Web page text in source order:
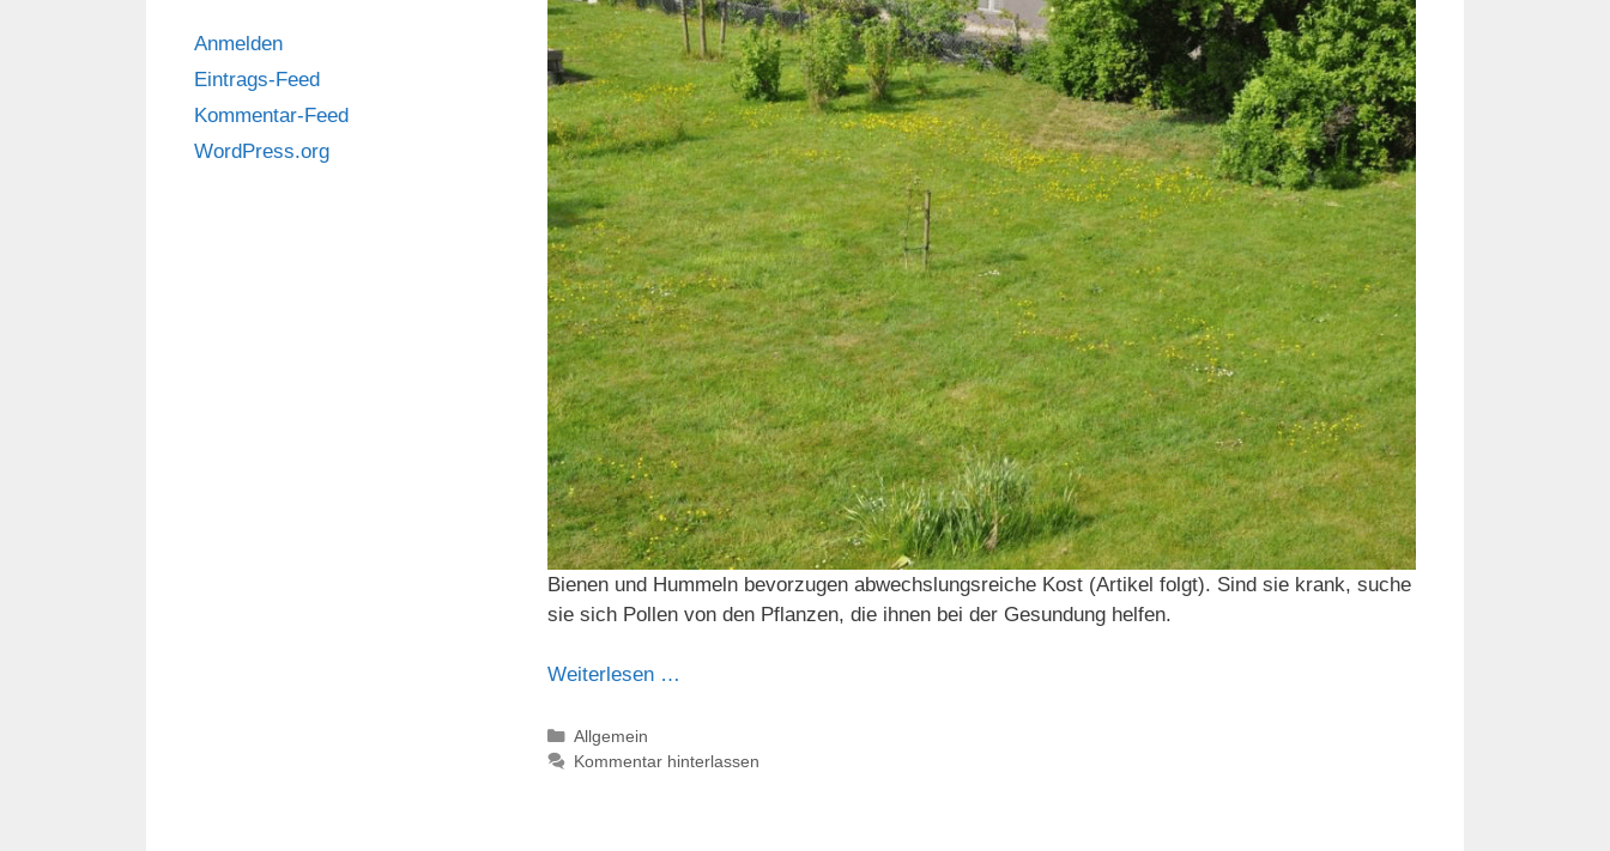
Bienen und Hummeln bevorzugen abwechslungsreiche Kost (Artikel folgt). Sind sie krank, suche
sie sich Pollen von den Pflanzen, die ihnen bei der Gesundung helfen.
Weiterlesen …
Kategorien
Allgemein
Kommentar hinterlassen
Anmelden
Eintrags-Feed
Kommentar-Feed
WordPress.org